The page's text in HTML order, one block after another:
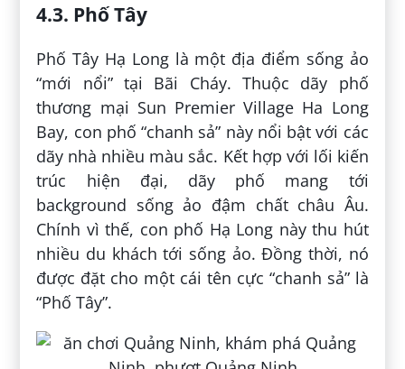
4.3. Phố Tây
Phố Tây Hạ Long là một địa điểm sống ảo
“mới nổi” tại Bãi Cháy. Thuộc dãy phố
thương mại Sun Premier Village Ha Long
Bay, con phố “chanh sả” này nổi bật với các
dãy nhà nhiều màu sắc. Kết hợp với lối kiến
trúc hiện đại, dãy phố mang tới
background sống ảo đậm chất châu Âu.
Chính vì thế, con phố Hạ Long này thu hút
nhiều du khách tới sống ảo. Đồng thời, nó
được đặt cho một cái tên cực “chanh sả” là
“Phố Tây”.